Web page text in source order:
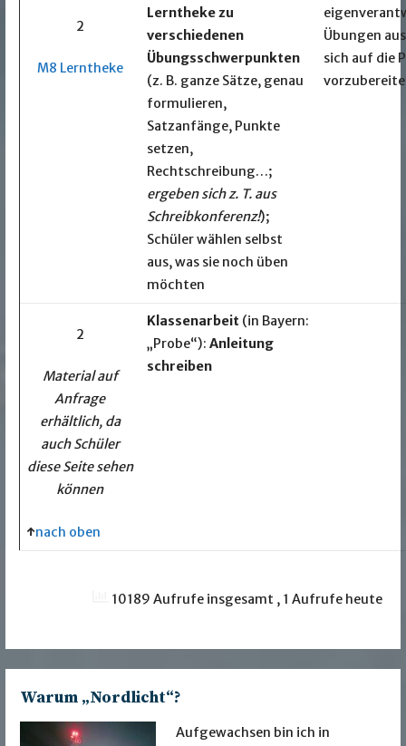
2
M8 Lerntheke
Lerntheke zu
verschiedenen
Übungsschwerpunkten
(z. B. ganze Sätze, genau
formulieren,
Satzanfänge, Punkte
setzen,
Rechtschreibung…;
ergeben sich z. T. aus
Schreibkonferenz!);
Schüler wählen selbst
aus, was sie noch üben
möchten
Übungen
sich auf die
2
Material auf
Anfrage
erhältlich, da
auch Schüler
diese Seite sehen
können
↑nach oben
Klassenarbeit (in Bayern:
„Probe“): Anleitung
schreiben
10189 Aufrufe insgesamt , 1 Aufrufe heute
Warum „Nordlicht“?
Aufgewachsen bin ich in